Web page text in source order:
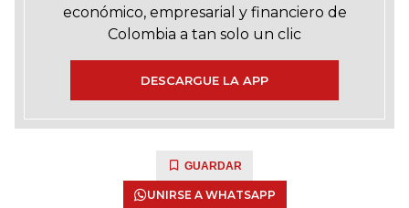
económico, empresarial y financiero de
Colombia a tan solo un clic
DESCARGUE LA APP
GUARDAR
UNIRSE A WHATSAPP